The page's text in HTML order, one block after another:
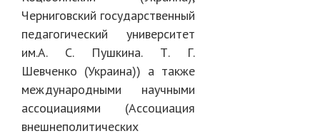
Черниговский государственный
педагогический университет
им.А. С. Пушкина. Т. Г.
Шевченко (Украина)) а также
международными научными
ассоциациями (Ассоциация
внешнеполитических